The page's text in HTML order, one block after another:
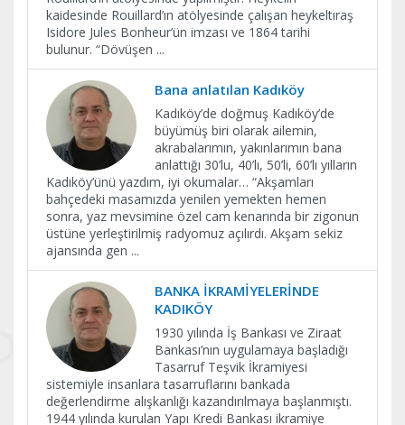
kaidesinde Rouillard’ın atölyesinde çalışan heykeltıraş
Isidore Jules Bonheur’ün imzası ve 1864 tarihi
bulunur. “Dövüşen ...
Bana anlatılan Kadıköy
Kadıköy’de doğmuş Kadıköy’de
büyümüş biri olarak ailemin,
akrabalarımın, yakınlarımın bana
anlattığı 30’lu, 40’lı, 50’li, 60’lı yılların
Kadıköy’ünü yazdım, iyi okumalar… “Akşamları
bahçedeki masamızda yenilen yemekten hemen
sonra, yaz mevsimine özel cam kenarında bir zigonun
üstüne yerleştirilmiş radyomuz açılırdı. Akşam sekiz
ajansında gen ...
BANKA İKRAMİYELERİNDE
KADIKÖY
1930 yılında İş Bankası ve Ziraat
Bankası’nın uygulamaya başladığı
Tasarruf Teşvik İkramiyesi
sistemiyle insanlara tasarruflarını bankada
değerlendirme alışkanlığı kazandırılmaya başlanmıştı.
1944 yılında kurulan Yapı Kredi Bankası ikramiye